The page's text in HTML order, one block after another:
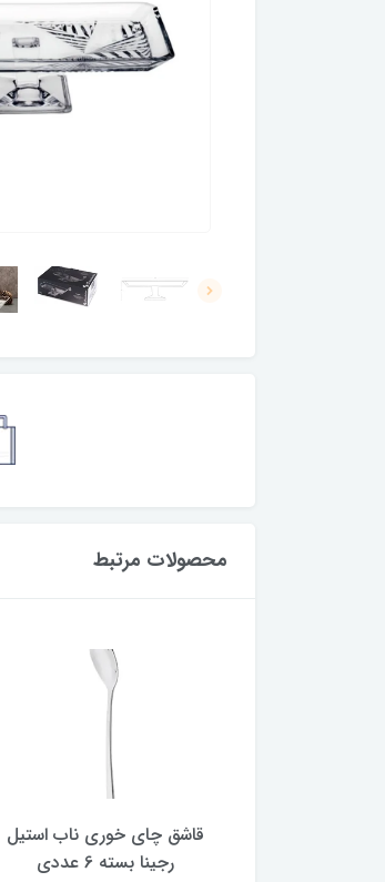
محصولات مرتبط
قاشق چای خوری ناب استیل
رجینا بسته 6 عددی